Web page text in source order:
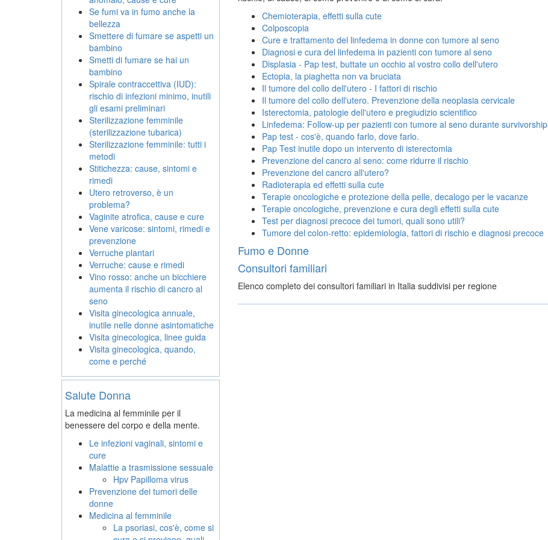
Chemioterapia, effetti sulla cute
Colposcopia
Cure e trattamento del linfedema in donne con tumore al seno
Diagnosi e cura del linfedema in pazienti con tumore al seno
Displasia - Pap test, buttate un occhio al vostro collo dell'utero
Ectopia, la piaghetta non va bruciata
Il tumore del collo dell'utero - I fattori di rischio
Il tumore del collo dell'utero. Prevenzione della neoplasia cervicale
Isterectomia, patologie dell'utero e pregiudizio scientifico
Linfedema: Follow-up per pazienti con tumore al seno durante survivorship
Pap test - cos'è, quando farlo, dove farlo.
Pap Test inutile dopo un intervento di isterectomia
Prevenzione del cancro al seno: come ridurre il rischio
Prevenzione del cancro all'utero?
Radioterapia ed effetti sulla cute
Terapie oncologiche e protezione della pelle, decalogo per le vacanze
Terapie oncologiche, prevenzione e cura degli effetti sulla cute
Test per diagnosi precoce dei tumori, quali sono utili?
Tumore del colon-retto: epidemiologia, fattori di rischio e diagnosi precoce
Fumo e Donne
Consultori familiari
Elenco completo dei consultori familiari in Italia suddivisi per regione
Se fumi va in fumo anche la
bellezza
Smettere di fumare se aspetti un
bambino
Smetti di fumare se hai un
bambino
Spirale contraccettiva (IUD):
rischio di infezioni minimo, inutili
gli esami preliminari
Sterilizzazione femminile
(sterilizzazione tubarica)
Sterilizzazione femminile: tutti i
metodi
Stitichezza: cause, sintomi e
rimedi
Utero retroverso, è un
problema?
Vaginite atrofica, cause e cure
Vene varicose: sintomi, rimedi e
prevenzione
Verruche plantari
Verruche: cause e rimedi
Vino rosso: anche un bicchiere
aumenta il rischio di cancro al
seno
Visita ginecologica annuale,
inutile nelle donne asintomatiche
Visita ginecologica, linee guida
Visita ginecologica, quando,
come e perché
Salute Donna
La medicina al femminile per il
benessere del corpo e della mente.
Le infezioni vaginali, sintomi e
cure
Malattie a trasmissione sessuale
Hpv Papilloma virus
Prevenzione dei tumori delle
donne
Medicina al femminile
La psoriasi, cos'è, come si